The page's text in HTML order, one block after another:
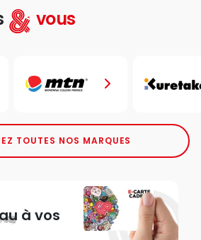
vous
TOUTES NOS MARQUES
à vos